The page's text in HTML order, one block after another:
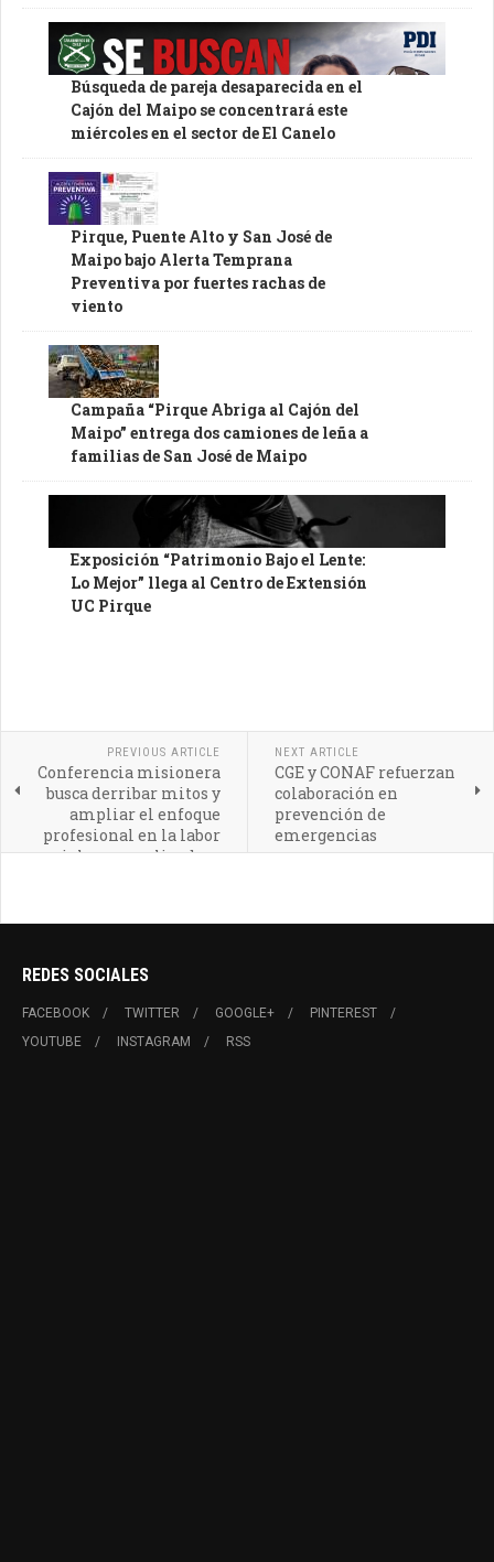
Búsqueda de pareja desaparecida en el
Cajón del Maipo se concentrará este
miércoles en el sector de El Canelo
Pirque, Puente Alto y San José de
Maipo bajo Alerta Temprana
Preventiva por fuertes rachas de
viento
Campaña “Pirque Abriga al Cajón del
Maipo” entrega dos camiones de leña a
familias de San José de Maipo
Exposición “Patrimonio Bajo el Lente:
Lo Mejor” llega al Centro de Extensión
UC Pirque
PREVIOUS ARTICLE
Conferencia misionera
busca derribar mitos y
ampliar el enfoque
profesional en la labor
social y evangelizadora
NEXT ARTICLE
CGE y CONAF refuerzan
colaboración en
prevención de
emergencias
REDES SOCIALES
FACEBOOK TWITTER GOOGLE+
PINTEREST
YOUTUBE
INSTAGRAM RSS